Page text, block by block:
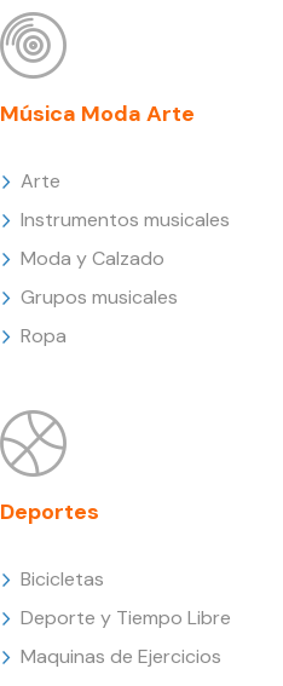
Música Moda Arte
Arte
Instrumentos musicales
Moda y Calzado
Grupos musicales
Ropa
Deportes
Bicicletas
Deporte y Tiempo Libre
Maquinas de Ejercicios